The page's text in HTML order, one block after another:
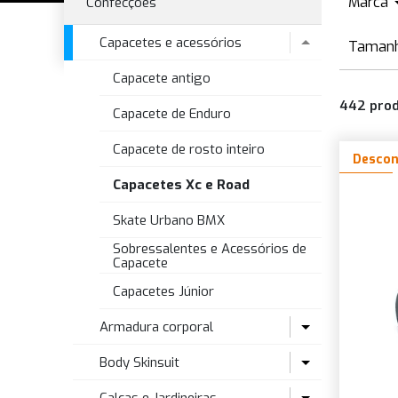
Capacetes e acessórios
Capacete antigo
Capacete de Enduro
Capacete de rosto inteiro
Capacetes Xc e Road
Skate Urbano BMX
Sobressalentes e Acessórios de
Capacete
Capacetes Júnior
Armadura corporal
Armadura de bebê
Body Skinsuit
442